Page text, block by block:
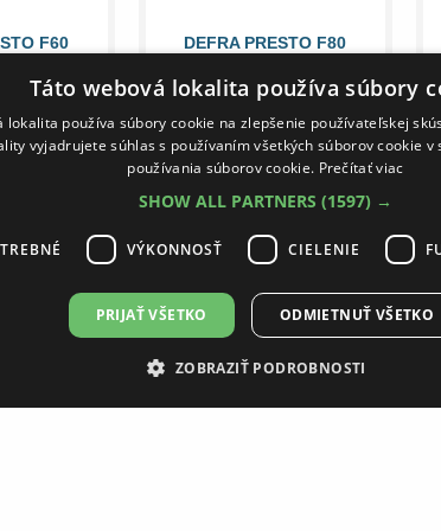
F60
F-06033
€
DEFRA PRESTO F80
KAMEŇ 001-F-08035
86,46 € 111,93 €
Táto webová lokalita používa súbory
lokalita používa súbory cookie na zlepšenie používateľskej
vyjadrujete súhlas s používaním všetkých súborov cookie v
používania súborov cookie. Prečítať viac
SHOW ALL PARTNERS (1597) →
VÝKONNOSŤ CIELENIE
PRIJAŤ VŠETKO ODMIETNUŤ VŠETKO
ZOBRAZIŤ PODROBNOSTI